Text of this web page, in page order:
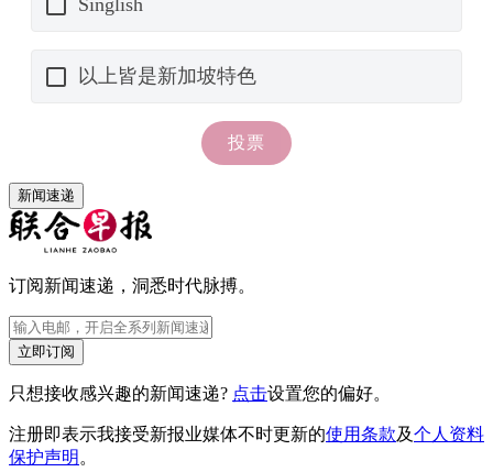
新闻速递
订阅新闻速递，洞悉时代脉搏。
立即订阅
只想接收感兴趣的新闻速递? 点击设置您的偏好。
注册即表示我接受新报业媒体不时更新的使用条款及个人资料
保护声明 。